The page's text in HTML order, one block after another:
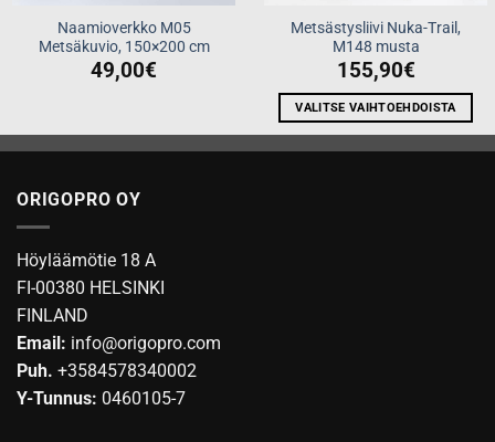
Naamioverkko M05
Metsäkuvio, 150×200 cm
49,00€
Metsästysliivi Nuka-Trail,
M148 musta
155,90€
VALITSE VAIHTOEHDOISTA
Tällä
tuotteella
ORIGOPRO OY
Höyläämötie 18 A
FI-00380 HELSINKI
FINLAND
Email: info@origopro.com
Puh. +3584578340002
Y-Tunnus: 0460105-7